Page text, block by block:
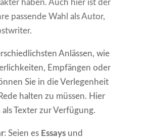
haben. Auch hier ist der
passende Wahl als Autor,
Anlässen, wie
Empfängen oder
Sie in die Verlegenheit
halten zu müssen. Hier
Texter zur Verfügung.
: Seien es Essaysund